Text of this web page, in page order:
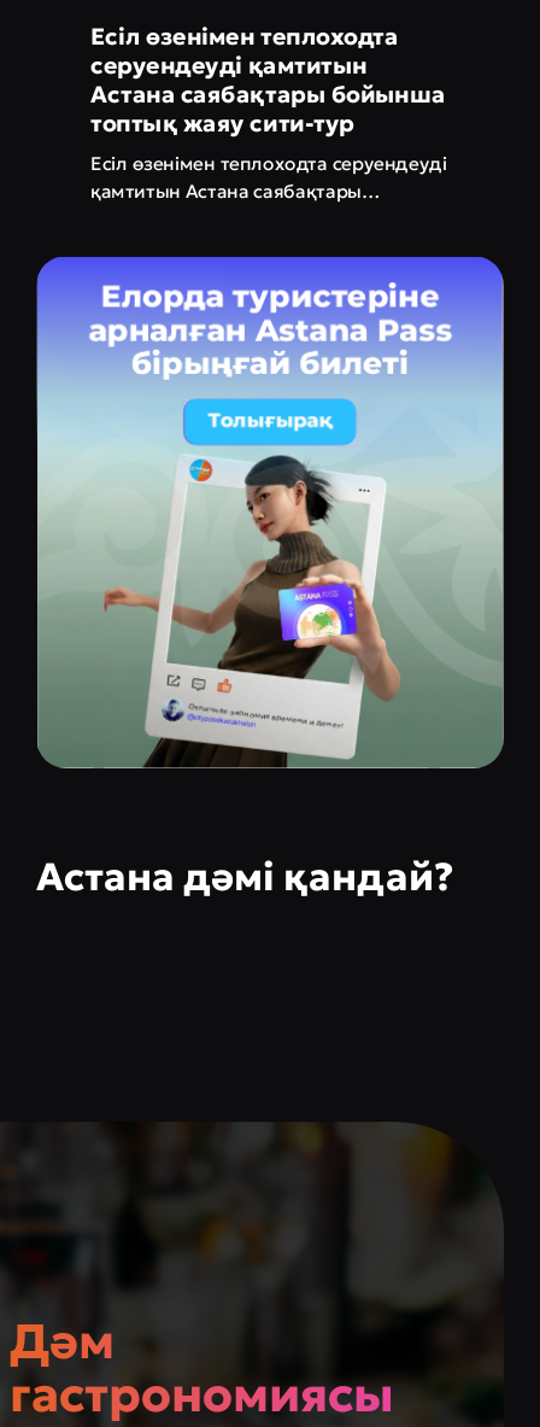
Есіл өзенімен теплоходта
серуендеуді қамтитын
Астана саябақтары бойынша
топтық жаяу сити-тур
Есіл өзенімен теплоходта серуендеуді
қамтитын Астана саябақтары
шайдан дәм тататын қазақтың киіз
үйі, әйгілі жағалау және қаланың ең
көркем жерлері арқылы өтетін 45
минуттық теплоход серуені.
Астана дәмі қандай?
Дәм
гастрономиясы